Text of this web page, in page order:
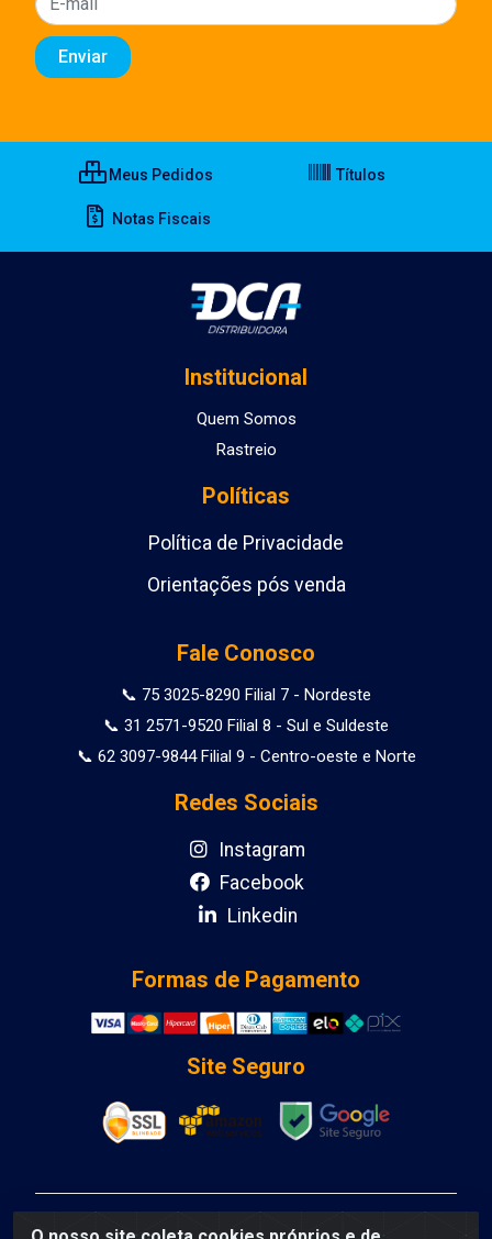
Meus Pedidos Títulos
Notas Fiscais
Institucional
Quem Somos
Rastreio
Políticas
Política de Privacidade
Orientações pós venda
Fale Conosco
📞 75 3025-8290 Filial 7 - Nordeste
📞 31 2571-9520 Filial 8 - Sul e Suldeste
📞 62 3097-9844 Filial 9 - Centro-oeste e Norte
Redes Sociais
Instagram
Facebook
Linkedin
Formas de Pagamento
Site Seguro
DCA DISTRIBUIDORA DE COSMETICOS LTDA - AV